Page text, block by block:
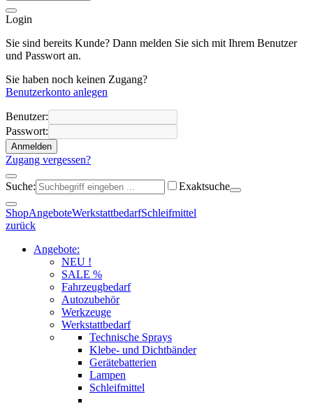
Login
Sie sind bereits Kunde? Dann melden Sie sich mit Ihrem Benutzer
und Passwort an.
Sie haben noch keinen Zugang?
Benutzerkonto anlegen
Benutzer:
Passwort:
Anmelden
Zugang vergessen?
Suche: Exaktsuche
ShopAngeboteWerkstattbedarfSchleifmittel
zurück
Angebote:
NEU !
SALE %
Fahrzeugbedarf
Autozubehör
Werkzeuge
Werkstattbedarf
Technische Sprays
Klebe- und Dichtbänder
Gerätebatterien
Lampen
Schleifmittel